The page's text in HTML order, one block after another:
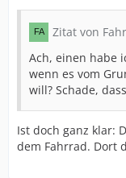
Zitat von
Ach, einen habe
wenn es vom
will? Schade,
Ist doch ganz klar:
dem Fahrrad. Dort